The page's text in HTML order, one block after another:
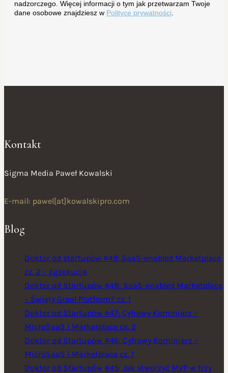
nadzorczego. Więcej informacji o tym jak przetwarzam Twoje
dane osobowe znajdziesz w Polityce prywatności
Kontakt
Sigma Media Paweł Kowalski
E-mail: pawel[at]kowalskipro.com
Blog
Doktor od startupów #49: SaaS-enabled Marketplace
cz. 2 – Egzekucja
Doktor od Startupów #48: SaaS-enabled Marketplace
– Święty Graal Platform? cz. 1
Doktor od Startupów #47: Cyfrowy Kominiarz –
MicroSaaS i Marketplace cz. 2
Doktor od Startupów #46: Cyfrowy Kominiarz –
MicroSaaS i Marketplace cz. 1
Doktor od Startupów #45: Jak stworzyć MVP w trzy